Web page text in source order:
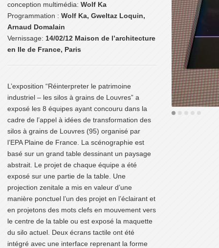
conception multimédia: Wolf Ka
Programmation : Wolf Ka, Gweltaz Loquin,
Arnaud Domalain
Vernissage: 14/02/12 Maison de l’architecture
en Ile de France, Paris
L’exposition “Réinterpreter le patrimoine
industriel – les silos à grains de Louvres” a
exposé les 8 équipes ayant concouru dans la
cadre de l’appel à idées de transformation des
silos à grains de Louvres (95) organisé par
l’EPA Plaine de France. La scénographie est
basé sur un grand table dessinant un paysage
abstrait. Le projet de chaque équipe a été
exposé sur une partie de la table. Une
projection zenitale a mis en valeur d’une
manière ponctuel l’un des projet en l’éclairant et
en projetons des mots clefs en mouvement vers
le centre de la table ou est exposé la maquette
du silo actuel. Deux écrans tactile ont été
intégré avec une interface reprenant la forme